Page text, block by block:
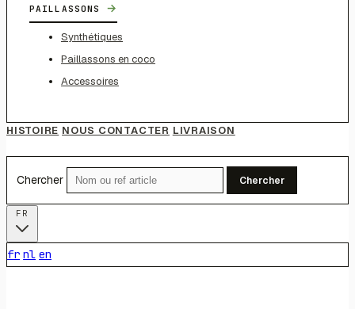
PAILLASSONS →
Synthétiques
Paillassons en coco
Accessoires
HISTOIRE NOUS CONTACTER LIVRAISON
Chercher Chercher
fr nl en